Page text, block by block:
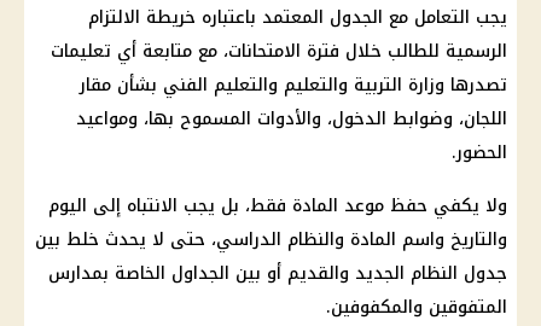
يجب التعامل مع الجدول المعتمد باعتباره خريطة الالتزام
الرسمية للطالب خلال فترة الامتحانات، مع متابعة أي تعليمات
تصدرها وزارة التربية والتعليم والتعليم الفني بشأن مقار
اللجان، وضوابط الدخول، والأدوات المسموح بها، ومواعيد
الحضور.
ولا يكفي حفظ موعد المادة فقط، بل يجب الانتباه إلى اليوم
والتاريخ واسم المادة والنظام الدراسي، حتى لا يحدث خلط بين
جدول النظام الجديد والقديم أو بين الجداول الخاصة بمدارس
المتفوقين والمكفوفين.